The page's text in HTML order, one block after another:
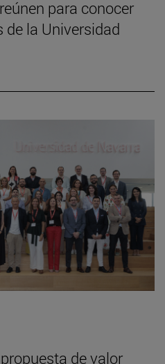
para conocer
la Universidad
de valor